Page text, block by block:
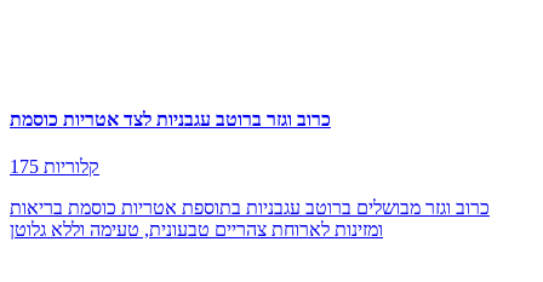
כרוב וגזר ברוטב עגבניות לצד אטריות כוסמת
175 קלוריות
כרוב וגזר מבושלים ברוטב עגבניות בתוספת אטריות כוסמת בריאות
ומזינות לארוחת צהריים טבעונית, טעימה וללא גלוטן